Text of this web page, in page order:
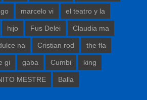
marcelo vi el teatro y la
hijo Fus Delei Claudia ma
na Cristian rod the fla
gi gaba Cumbi king
MESTRE Balla